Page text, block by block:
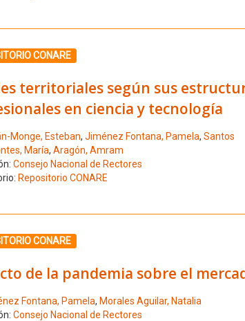
el número de resultado 3
CONARE
territoriales según sus
en ciencia y tecnología
Monge, Esteban, Jiménez Fontana, Pamela, Santos
María, Aragón, Amram
Consejo Nacional de Rectores
Repositorio CONARE
el número de resultado 4
CONARE
de la pandemia sobre el
Fontana, Pamela, Morales Aguilar, Natalia
Consejo Nacional de Rectores